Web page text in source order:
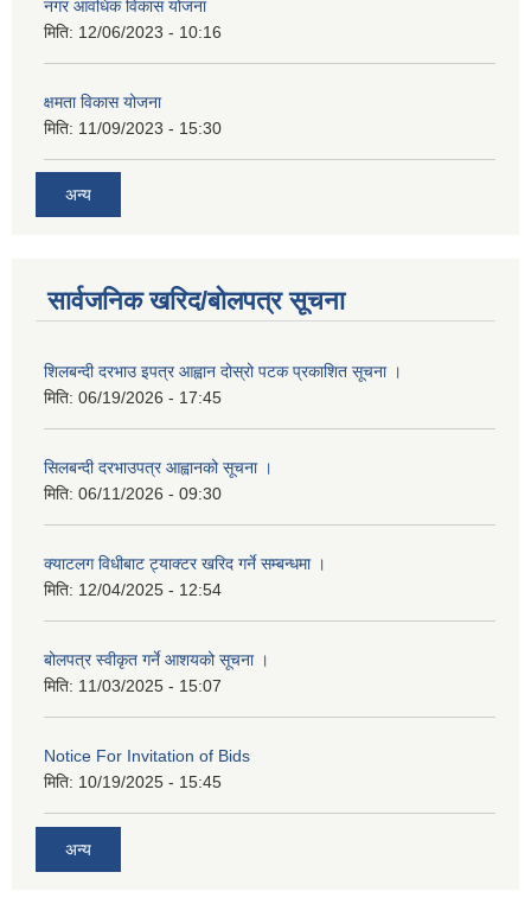
नगर आवधिक विकास योजना
मिति: 12/06/2023 - 10:16
क्षमता विकास योजना
मिति: 11/09/2023 - 15:30
अन्य
सार्वजनिक खरिद/बोलपत्र सूचना
शिलबन्दी दरभाउ इपत्र आह्वान दोस्रो पटक प्रकाशित सूचना ।
मिति: 06/19/2026 - 17:45
सिलबन्दी दरभाउपत्र आह्वानको सूचना ।
मिति: 06/11/2026 - 09:30
क्याटलग विधीबाट ट्याक्टर खरिद गर्ने सम्बन्धमा ।
मिति: 12/04/2025 - 12:54
बोलपत्र स्वीकृत गर्ने आशयको सूचना ।
मिति: 11/03/2025 - 15:07
Notice For Invitation of Bids
मिति: 10/19/2025 - 15:45
अन्य